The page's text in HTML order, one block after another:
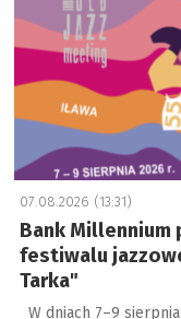
07.08.2026 (13:31)
Bank Millennium
festiwalu
Tarka"
W dniach 7–9